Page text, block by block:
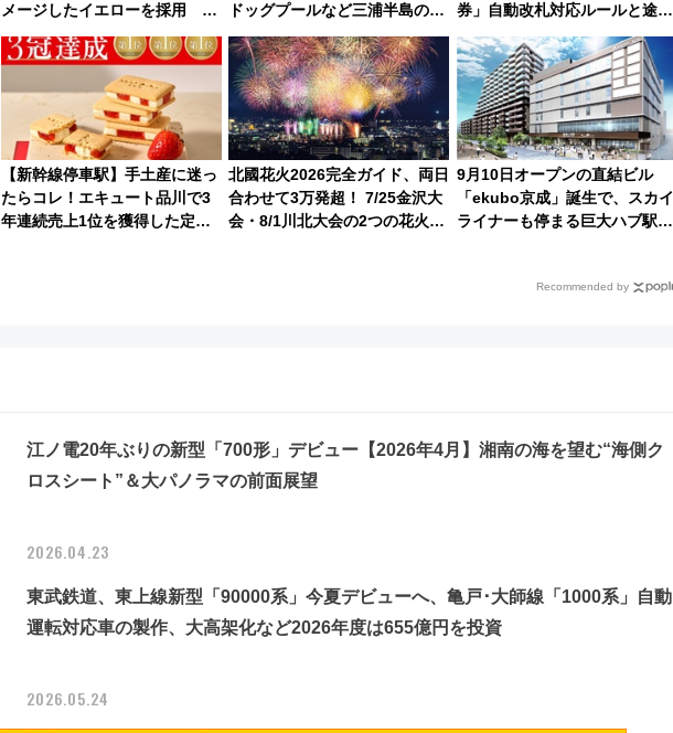
メージしたイエローを採用 車
内は落ち着いたゆとりある空間
に
ドッグプールなど三浦半島の日
帰りお出かけ最新情報（2026年
7月17日～開催）
券」自動改札対応ルールと途中
下車の罠
【新幹線停車駅】手土産に迷っ
たらコレ！エキュート品川で3
年連続売上1位を獲得した定番
北國花火2026完全ガイド、両日
合わせて3万発超！ 7/25金沢大
会・8/1川北大会の2つの花火大
9月10日オープンの直結ビル
「ekubo京成」誕生で、スカイ
ライナーも停まる巨大ハブ駅・
Recommended by
江ノ電20年ぶりの新型「700形」デビュー【2026年4月】湘南の海を望む“海側ク
ロスシート”＆大パノラマの前面展望
2026.04.23
東武鉄道、東上線新型「90000系」今夏デビューへ、亀戸･大師線「1000系」自動
運転対応車の製作、大高架化など2026年度は655億円を投資
2026.05.24